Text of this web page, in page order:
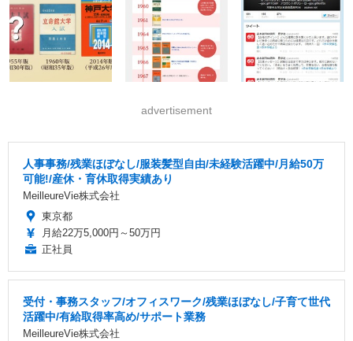
advertisement
人事事務/残業ほぼなし/服装髪型自由/未経験活躍中/月給50万
可能!/産休・育休取得実績あり
MeilleureVie株式会社
東京都
月給22万5,000円～50万円
正社員
受付・事務スタッフ/オフィスワーク/残業ほぼなし/子育て世代
活躍中/有給取得率高め/サポート業務
MeilleureVie株式会社